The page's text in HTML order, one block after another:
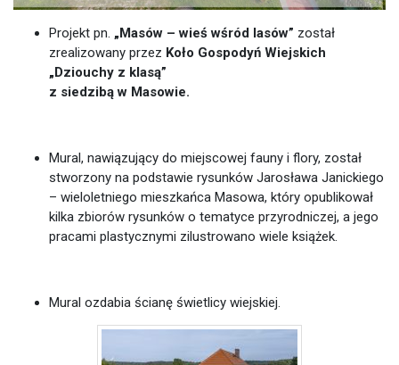
Projekt pn. „Masów – wieś wśród lasów” został
zrealizowany przez Koło Gospodyń Wiejskich
„Dziouchy z klasą”
z siedzibą w Masowie.
Mural, nawiązujący do miejscowej fauny i flory, został
stworzony na podstawie rysunków Jarosława Janickiego
– wieloletniego mieszkańca Masowa, który opublikował
kilka zbiorów rysunków o tematyce przyrodniczej, a jego
pracami plastycznymi zilustrowano wiele książek.
Mural ozdabia ścianę świetlicy wiejskiej.